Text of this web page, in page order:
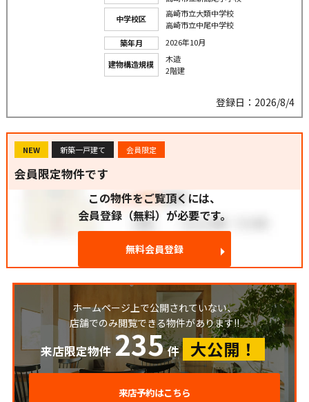
中学校区
高崎市立大類中学校
高崎市立中尾中学校
築年月
2026年10月
建物構造規模
木造
2階建
登録日：2026/8/4
NEW 新築一戸建て 会員限定
会員限定物件です
この物件をご覧頂くには、
会員登録（無料）が必要です。
無料会員登録
ホームページ上で公開されていない、
店舗でのみ閲覧できる物件があります!!
来店限定物件 235 件 大公開！
来店予約はこちら